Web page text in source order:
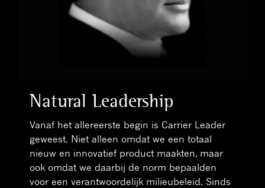
Natural Leadership
Vanaf het allereerste begin is Carrier Leader
geweest. Niet alleen omdat we een totaal
nieuw en innovatief product maakten, maar
ook omdat we daarbij de norm bepaalden
voor een verantwoordelijk milieubeleid. Sinds